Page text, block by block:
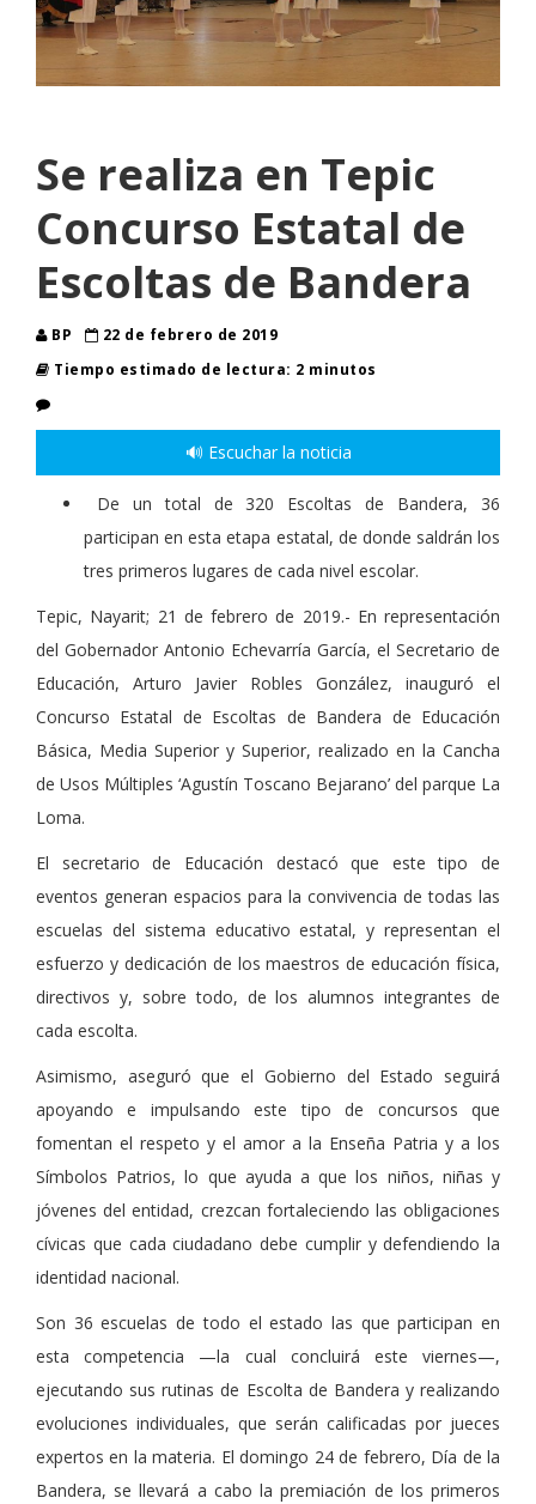
Se realiza en Tepic
Concurso Estatal de
Escoltas de Bandera
BP
22 de febrero de 2019
Tiempo estimado de lectura: 2 minutos
🔊 Escuchar la noticia
De un total de 320 Escoltas de Bandera, 36
participan en esta etapa estatal, de donde saldrán los
tres primeros lugares de cada nivel escolar.
Tepic, Nayarit; 21 de febrero de 2019.- En representación
del Gobernador Antonio Echevarría García, el Secretario de
Educación, Arturo Javier Robles González, inauguró el
Concurso Estatal de Escoltas de Bandera de Educación
Básica, Media Superior y Superior, realizado en la Cancha
de Usos Múltiples ‘Agustín Toscano Bejarano’ del parque La
Loma.
El secretario de Educación destacó que este tipo de
eventos generan espacios para la convivencia de todas las
escuelas del sistema educativo estatal, y representan el
esfuerzo y dedicación de los maestros de educación física,
directivos y, sobre todo, de los alumnos integrantes de
cada escolta.
Asimismo, aseguró que el Gobierno del Estado seguirá
apoyando e impulsando este tipo de concursos que
fomentan el respeto y el amor a la Enseña Patria y a los
Símbolos Patrios, lo que ayuda a que los niños, niñas y
jóvenes del entidad, crezcan fortaleciendo las obligaciones
cívicas que cada ciudadano debe cumplir y defendiendo la
identidad nacional.
Son 36 escuelas de todo el estado las que participan en
esta competencia —la cual concluirá este viernes—,
ejecutando sus rutinas de Escolta de Bandera y realizando
evoluciones individuales, que serán calificadas por jueces
expertos en la materia. El domingo 24 de febrero, Día de la
Bandera, se llevará a cabo la premiación de los primeros